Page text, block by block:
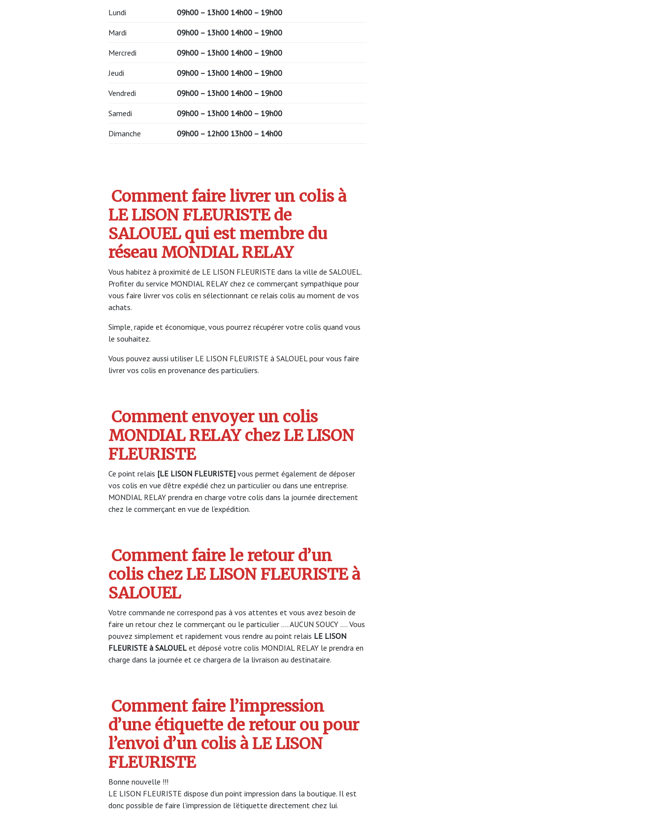
Lundi 09h00 – 13h00 14h00 – 19h00
Mardi 09h00 – 13h00 14h00 – 19h00
Mercredi 09h00 – 13h00 14h00 – 19h00
Jeudi 09h00 – 13h00 14h00 – 19h00
Vendredi 09h00 – 13h00 14h00 – 19h00
Samedi 09h00 – 13h00 14h00 – 19h00
Dimanche 09h00 – 12h00 13h00 – 14h00
Comment faire livrer un colis à
LE LISON FLEURISTE de
SALOUEL qui est membre du
réseau MONDIAL RELAY
Vous habitez à proximité de LE LISON FLEURISTE dans la ville de SALOUEL.
Profiter du service MONDIAL RELAY chez ce commerçant sympathique pour
vous faire livrer vos colis en sélectionnant ce relais colis au moment de vos
achats.
Simple, rapide et économique, vous pourrez récupérer votre colis quand vous
le souhaitez.
Vous pouvez aussi utiliser LE LISON FLEURISTE à SALOUEL pour vous faire
livrer vos colis en provenance des particuliers.
Comment envoyer un colis
MONDIAL RELAY chez LE LISON
FLEURISTE
Ce point relais [LE LISON FLEURISTE] vous permet également de déposer
vos colis en vue d’être expédié chez un particulier ou dans une entreprise.
MONDIAL RELAY prendra en charge votre colis dans la journée directement
chez le commerçant en vue de l’expédition.
Comment faire le retour d’un
colis chez LE LISON FLEURISTE à
SALOUEL
Votre commande ne correspond pas à vos attentes et vous avez besoin de
faire un retour chez le commerçant ou le particulier …. AUCUN SOUCY …. Vous
pouvez simplement et rapidement vous rendre au point relais LE LISON
FLEURISTE à SALOUEL et déposé votre colis MONDIAL RELAY le prendra en
charge dans la journée et ce chargera de la livraison au destinataire.
Comment faire l’impression
d’une étiquette de retour ou pour
l’envoi d’un colis à LE LISON
FLEURISTE
Bonne nouvelle !!!
LE LISON FLEURISTE dispose d’un point impression dans la boutique. Il est
donc possible de faire l’impression de l’étiquette directement chez lui.